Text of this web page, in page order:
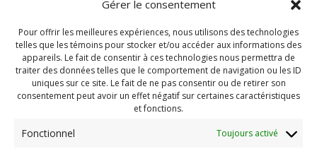
Gérer le consentement
Pour offrir les meilleures expériences, nous utilisons des technologies
telles que les témoins pour stocker et/ou accéder aux informations des
appareils. Le fait de consentir à ces technologies nous permettra de
traiter des données telles que le comportement de navigation ou les ID
uniques sur ce site. Le fait de ne pas consentir ou de retirer son
consentement peut avoir un effet négatif sur certaines caractéristiques
et fonctions.
Fonctionnel Toujours activé